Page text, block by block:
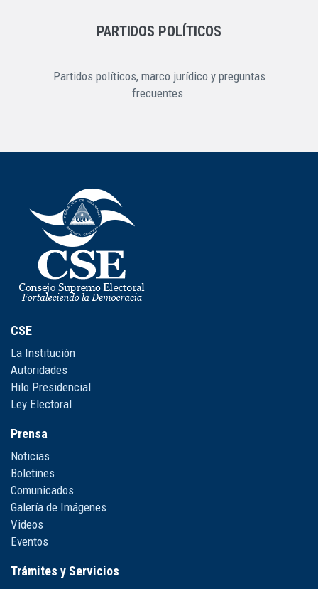
PARTIDOS POLÍTICOS
Partidos políticos, marco jurídico y preguntas
frecuentes.
CSE
La Institución
Autoridades
Hilo Presidencial
Ley Electoral
Prensa
Noticias
Boletines
Comunicados
Galería de Imágenes
Videos
Eventos
Trámites y Servicios